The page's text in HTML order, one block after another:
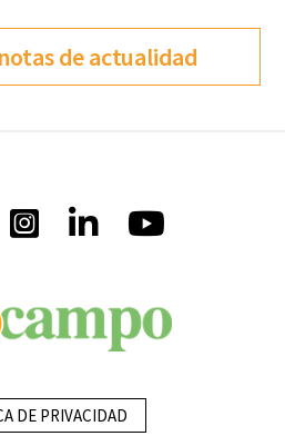
de actualidad
DE PRIVACIDAD